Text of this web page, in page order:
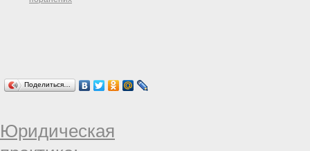
Поделиться…
Юридическая